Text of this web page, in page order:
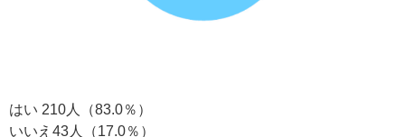
はい 210人（83.0％）
いいえ43人（17.0％）